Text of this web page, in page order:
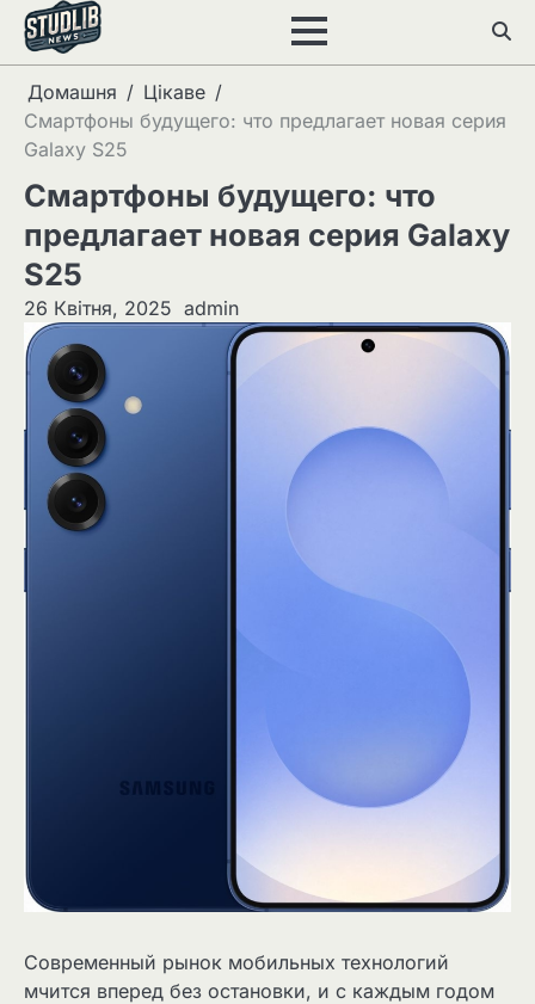
Перейти
вмісту
Домашня
Цікаве
Смартфоны будущего: что предлагает новая серия
Galaxy S25
Смартфоны будущего: что
предлагает новая серия Galaxy
S25
26 Квітня, 2025 admin
Современный рынок мобильных технологий
мчится вперед без остановки, и с каждым годом